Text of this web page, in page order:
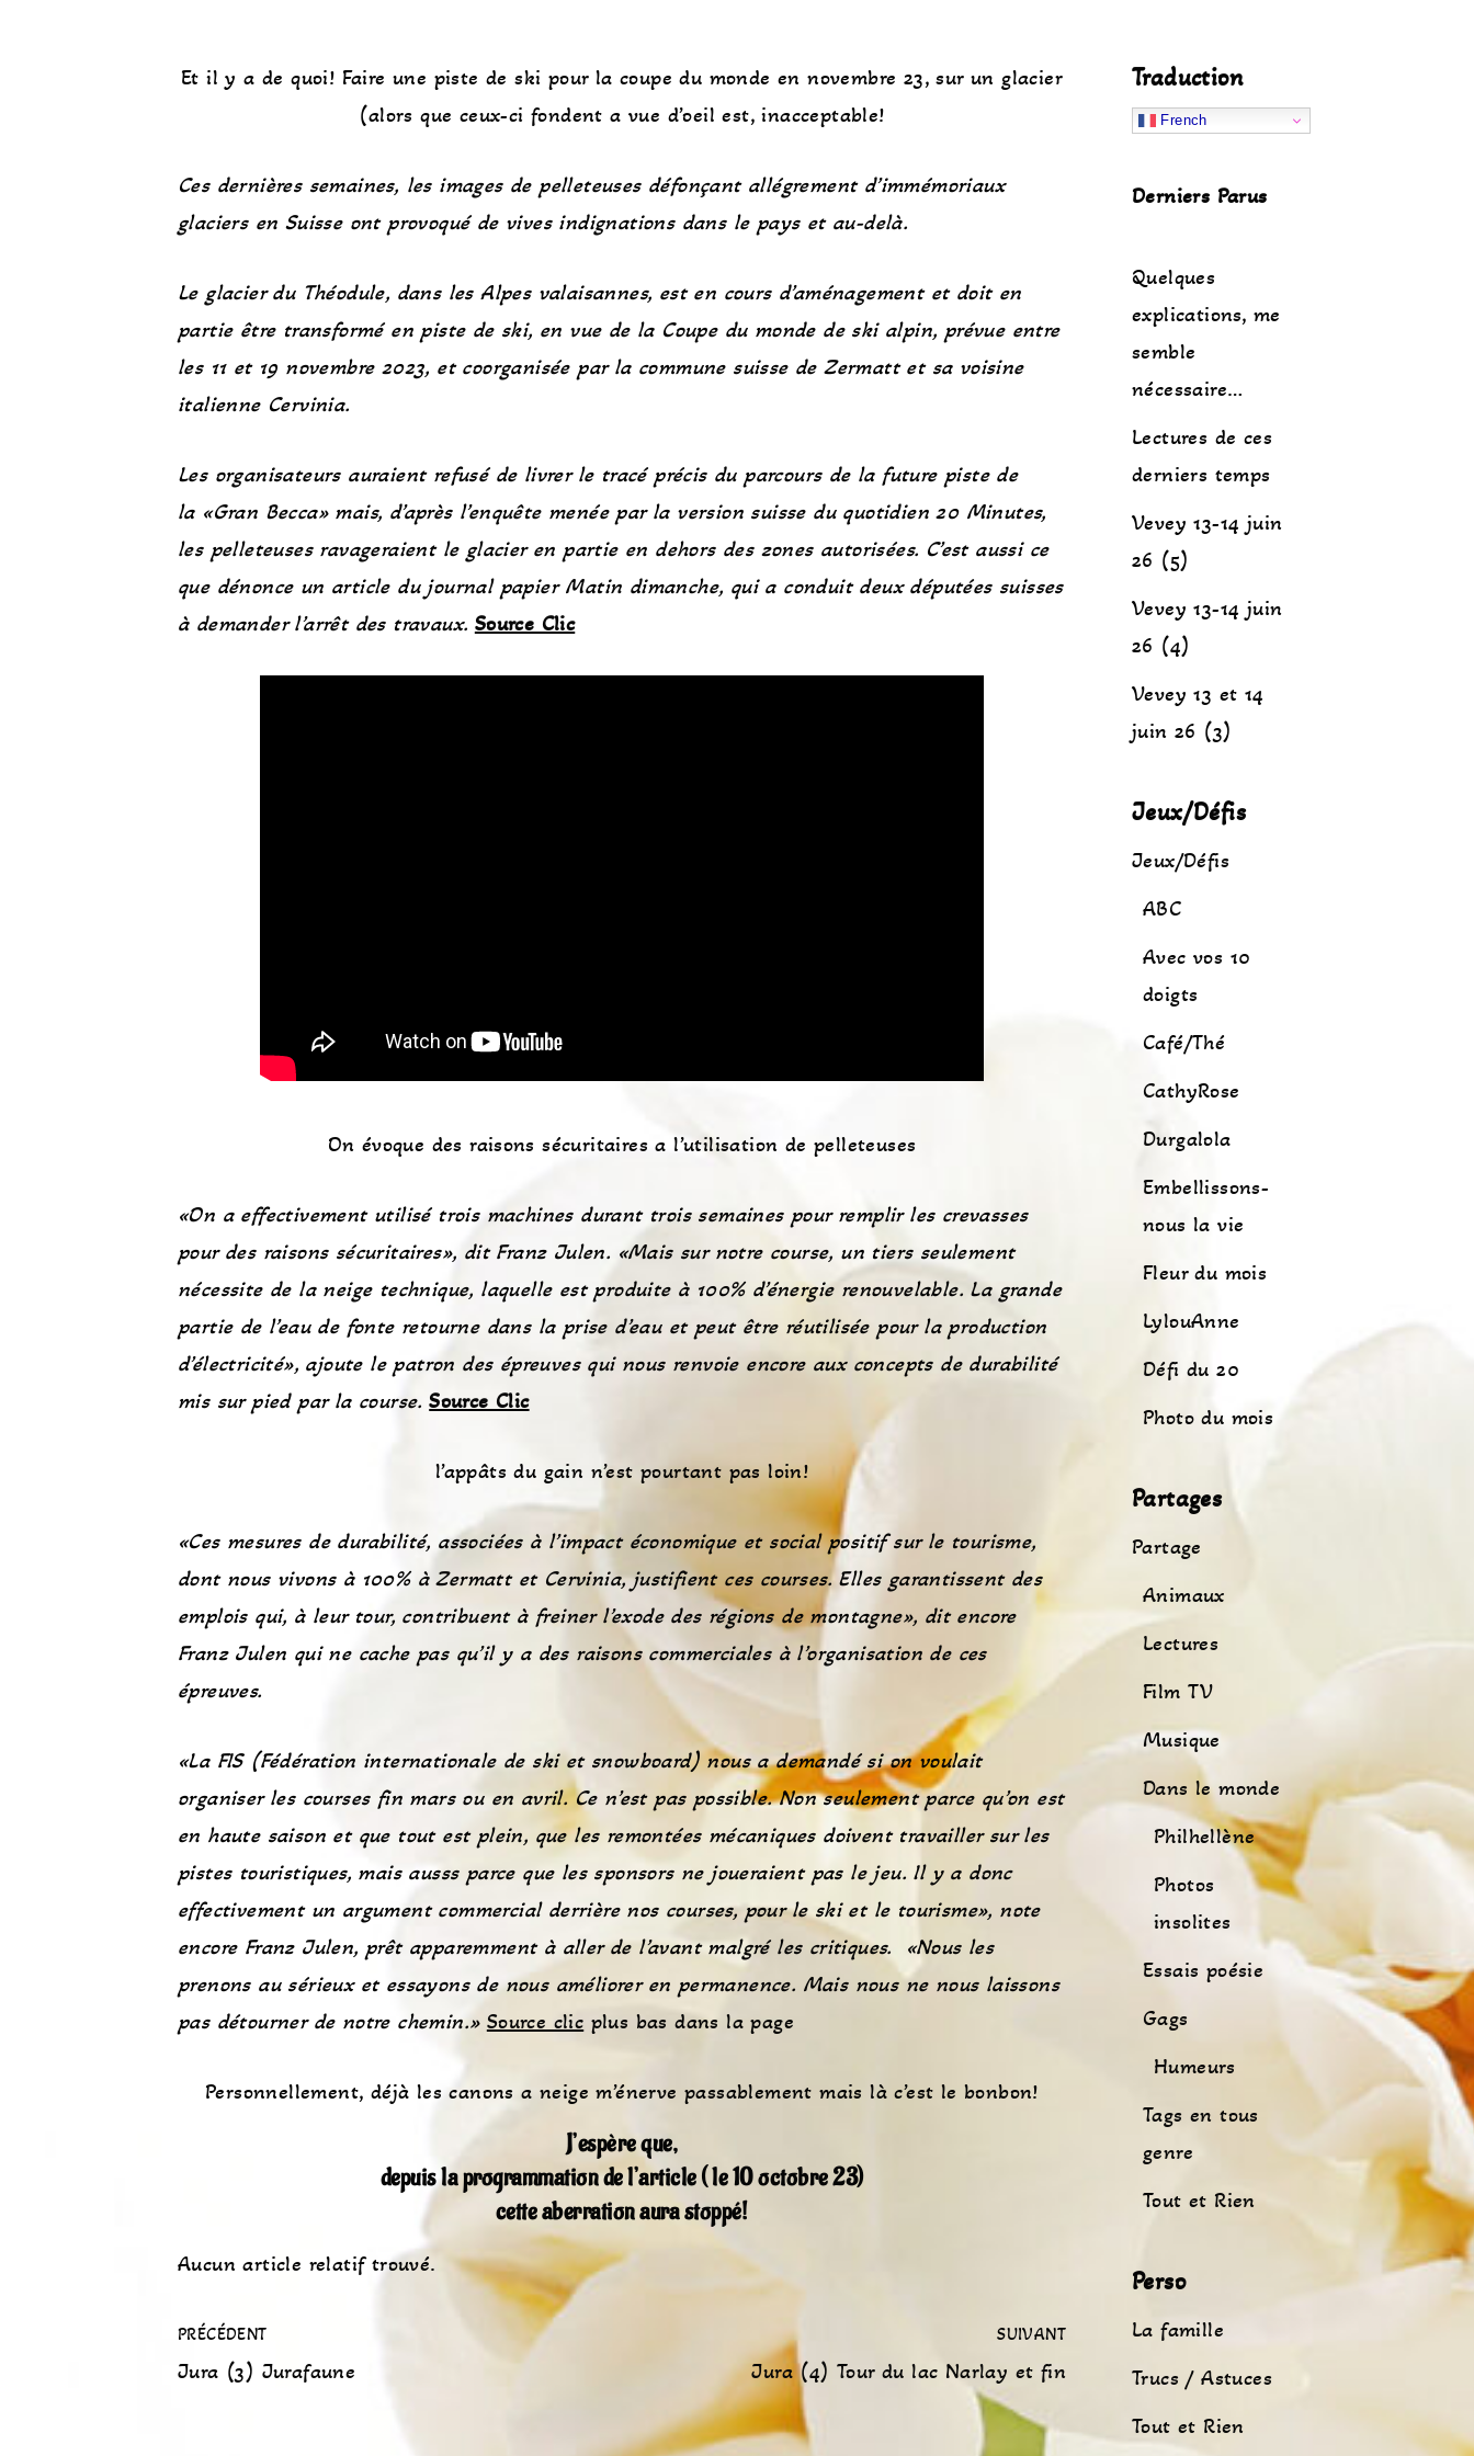
Et il y a de quoi! Faire une piste de ski pour la coupe du monde en novembre 23, sur un glacier
(alors que ceux-ci fondent a vue d’oeil est, inacceptable!
Ces dernières semaines, les imagesde pelleteuses défonçant allégrement d’immémoriaux
glaciers en Suisse ont provoqué de vives indignations dans le pays et au-delà.
Le glacier du Théodule, dans les Alpes valaisannes, est en cours d’aménagement et doit en
partie être transformé en piste de ski, en vue de la Coupe du monde de ski alpin, prévue entre
les 11 et 19 novembre 2023, et coorganisée par la commune suisse de Zermatt et sa voisine
italienne Cervinia.
Les organisateurs auraient refusé de livrer le tracé précis du parcours de la future piste de
la «Gran Becca» mais, d’après l’enquêtemenée par la version suisse du quotidien 20 Minutes,
les pelleteuses ravageraient le glacier en partie en dehors des zones autorisées. C’est aussi ce
que dénonce un article du journal papier Matin dimanche, qui a conduit deux députées suisses
à demanderl’arrêt des travaux. Source Clic
On évoque des raisons sécuritaires a l’utilisation de pelleteuses
«On a effectivement utilisé trois machines durant trois semaines pour remplir les crevasses
pour des raisons sécuritaires», dit Franz Julen. «Mais sur notre course, un tiers seulement
nécessite de la neige technique, laquelle est produite à 100% d’énergie renouvelable. La grande
partie de l’eau de fonte retourne dans la prise d’eau et peut être réutilisée pour la production
d’électricité», ajoute le patron des épreuves qui nous renvoie encore aux concepts de durabilité
mis sur pied par la course.Source Clic
l’appâts du gain n’est pourtant pas loin!
«Ces mesures de durabilité, associées à l’impact économique et social positif sur le tourisme,
dont nous vivons à 100% à Zermatt et Cervinia, justifient ces courses. Elles garantissent des
emplois qui, à leur tour, contribuent à freiner l’exode des régions de montagne», dit encore
Franz Julen qui ne cache pas qu’il y a des raisons commerciales à l’organisation de ces
épreuves.
«La FIS (Fédération internationale de ski et snowboard) nous a demandé si on voulait
organiser les courses fin mars ou en avril. Ce n’est pas possible. Non seulement parce qu’on est
en haute saison et que tout est plein, que les remontées mécaniques doivent travailler sur les
pistes touristiques, mais ausss parce que les sponsors ne joueraient pas le jeu. Il y a donc
effectivement un argument commercial derrière nos courses, pour le ski et le tourisme», note
encore Franz Julen, prêt apparemment à aller de l’avant malgré les critiques. «Nous les
prenons au sérieux et essayons de nous améliorer en permanence. Mais nous ne nous laissons
pas détourner de notre chemin.» Source clic plus bas dans la page
Personnellement, déjà les canons a neige m’énerve passablement mais là c’est le bonbon!
J’espère que,
depuis la programmation de l’article ( le 10 octobre 23)
cette aberration aura stoppé!
Aucun article relatif trouvé.
PRÉCÉDENT
Jura (3) Jurafaune
SUIVANT
Jura (4) Tour du lac Narlay et fin
Traduction
French
Derniers Parus
Quelques
explications, me
semble
nécessaire…
Lectures de ces
derniers temps
Vevey 13-14 juin
26 (5)
Vevey 13-14 juin
26 (4)
Vevey 13 et 14
juin 26 (3)
Jeux/Défis
Jeux/Défis
ABC
Avec vos 10
doigts
Café/Thé
CathyRose
Durgalola
Embellissons-
nous la vie
Fleur du mois
LylouAnne
Défi du 20
Photo du mois
Partages
Partage
Animaux
Lectures
Film TV
Musique
Dans le monde
Philhellène
Photos
insolites
Essais poésie
Gags
Humeurs
Tags en tous
genre
Tout et Rien
Perso
La famille
Trucs / Astuces
Tout et Rien